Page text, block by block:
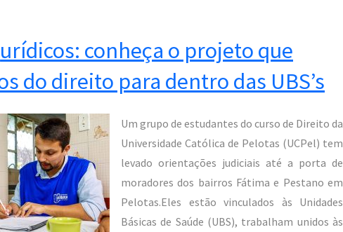
conheça o projeto que
do direito para dentro das UBS’s
Um grupo de estudantes do curso de Direito da
Universidade Católica de Pelotas (UCPel) tem
levado orientações judiciais até a porta de
moradores dos bairros Fátima e Pestano em
Pelotas.Eles estão vinculados às Unidades
Básicas de Saúde (UBS), trabalham unidos às